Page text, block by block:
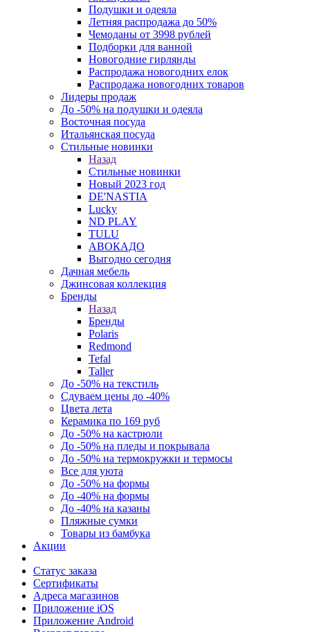
Подушки и одеяла
Летняя распродажа до 50%
Чемоданы от 3998 рублей
Подборки для ванной
Новогодние гирлянды
Распродажа новогодних елок
Распродажа новогодних товаров
Лидеры продаж
До -50% на подушки и одеяла
Восточная посуда
Итальянская посуда
Стильные новинки
Назад
Стильные новинки
Новый 2023 год
DE'NASTIA
Lucky
ND PLAY
TULU
АВОКАДО
Выгодно сегодня
Дачная мебель
Джинсовая коллекция
Бренды
Назад
Бренды
Polaris
Redmond
Tefal
Taller
До -50% на текстиль
Сдуваем цены до -40%
Цвета лета
Керамика по 169 руб
До -50% на кастрюли
До -50% на пледы и покрывала
До -50% на термокружки и термосы
Все для уюта
До -50% на формы
До -40% на формы
До -40% на казаны
Пляжные сумки
Товары из бамбука
Акции
Статус заказа
Сертификаты
Адреса магазинов
Приложение iOS
Приложение Android